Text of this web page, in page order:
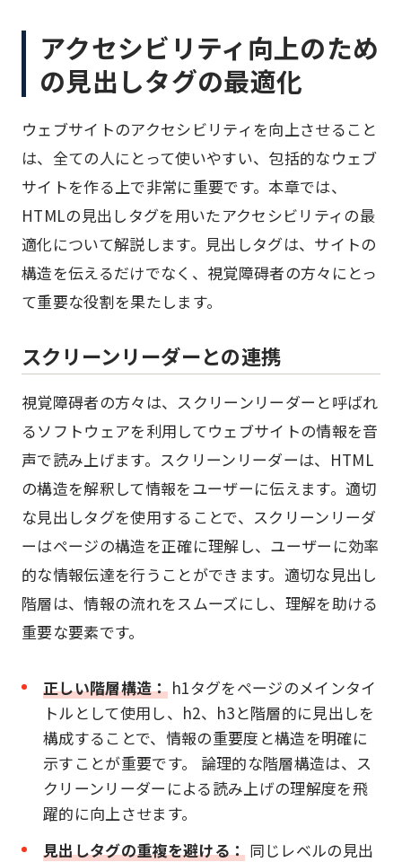
アクセシビリティ向上のため
の見出しタグの最適化
ウェブサイトのアクセシビリティを向上させること
は、全ての人にとって使いやすい、包括的なウェブ
サイトを作る上で非常に重要です。本章では、
HTMLの見出しタグを用いたアクセシビリティの最
適化について解説します。見出しタグは、サイトの
構造を伝えるだけでなく、視覚障碍者の方々にとっ
て重要な役割を果たします。
スクリーンリーダーとの連携
視覚障碍者の方々は、スクリーンリーダーと呼ばれ
るソフトウェアを利用してウェブサイトの情報を音
声で読み上げます。スクリーンリーダーは、HTML
の構造を解釈して情報をユーザーに伝えます。適切
な見出しタグを使用することで、スクリーンリーダ
ーはページの構造を正確に理解し、ユーザーに効率
的な情報伝達を行うことができます。適切な見出し
階層は、情報の流れをスムーズにし、理解を助ける
重要な要素です。
正しい階層構造：h1タグをページのメインタイ
トルとして使用し、h2、h3と階層的に見出しを
構成することで、情報の重要度と構造を明確に
示すことが重要です。 論理的な階層構造は、ス
クリーンリーダーによる読み上げの理解度を飛
躍的に向上させます。
見出しタグの重複を避ける： 同じレベルの見出